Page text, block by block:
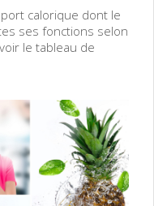
calorique dont le
ses fonctions selon
le tableau de